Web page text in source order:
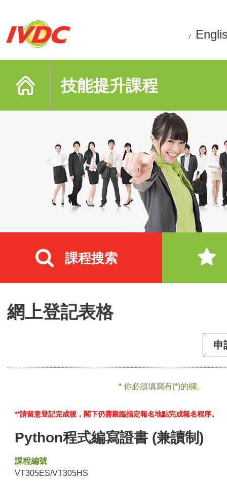
/
技能提升課程
課程搜索
網上登記表格
申
* 你必須填寫有(*)的欄。
**請留意登記完成後，閣下仍需親臨指定報名地點完成報名程序。
Python程式編寫證書 (兼讀制)
課程編號
VT305ES/VT305HS